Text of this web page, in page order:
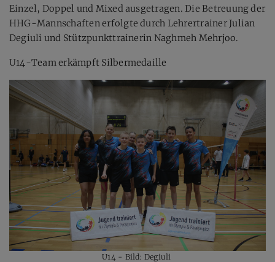
Einzel, Doppel und Mixed ausgetragen. Die Betreuung der
HHG-Mannschaften erfolgte durch Lehrertrainer Julian
Degiuli und Stützpunkttrainerin Naghmeh Mehrjoo.
U14-Team erkämpft Silbermedaille
U14 - Bild: Degiuli